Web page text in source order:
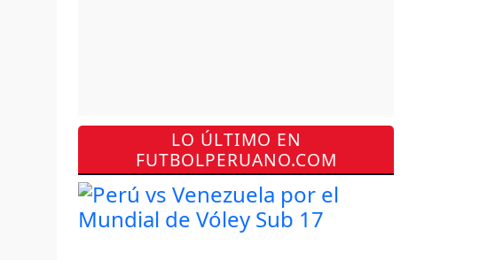
LO ÚLTIMO EN
FUTBOLPERUANO.COM